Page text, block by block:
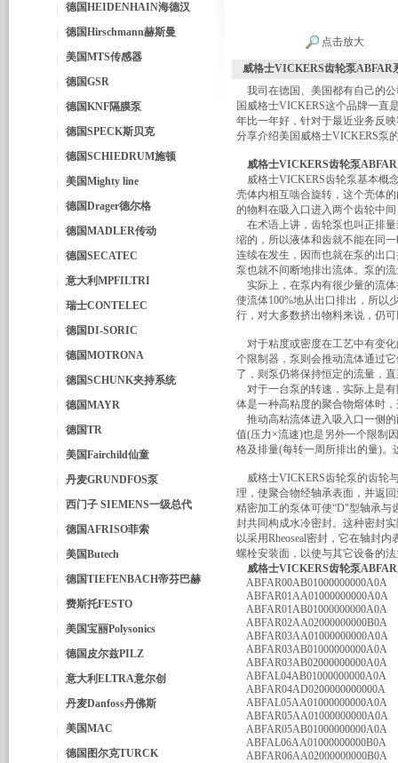
德国HEIDENHAIN海德汉
德国Hirschmann赫斯曼
美国MTS传感器
德国GSR
德国KNF隔膜泵
德国SPECK斯贝克
德国SCHIEDRUM施顿
美国Mighty line
德国Drager德尔格
德国MADLER传动
德国SECATEC
意大利MPFILTRI
瑞士CONTELEC
德国DI-SORIC
德国MOTRONA
德国SCHUNK夹持系统
德国MAYR
德国TR
美国Fairchild仙童
丹麦GRUNDFOS泵
西门子 SIEMENS一级总代
德国AFRISO菲索
美国Butech
德国TIEFENBACH帝芬巴赫
费斯托FESTO
美国宝丽Polysonics
德国皮尔兹PILZ
意大利ELTRA意尔创
丹麦Danfoss丹佛斯
美国MAC
德国图尔克TURCK
点击放大
威格士VICKERS齿轮泵ABFAR
我司在德国、美国都有自己的
国威格士VICKERS这个品牌一直
年比一年好，针对于最近业务反
分享介绍美国威格士VICKERS泵
威格士VICKERS齿轮泵
威格士VICKERS齿轮泵基本概
壳体内相互啮合旋转，这个壳体
的物料在吸入口进入两个齿轮中
在术语上讲，齿轮泵也叫正排
缩的，所以液体和齿就不能在同
连续在发生，因而也就在泵的出
泵也就不间断地排出流体。泵的
实际上，在泵内有很少量的流
使流体100%地从出口排出，所以
行，对大多数挤出物料来说，仍
对于粘度或密度在工艺中有变
个限制器，泵则会推动流体通过
了，则泵仍将保持恒定的流量，
对于一台泵的转速，实际上是
体是一种高粘度的聚合物熔体时
推动高粘流体进入吸入口一侧
值(压力×流速)也是另外一个限制
格及排量(每转一周所排出的量)
威格士VICKERS齿轮泵的齿轮
理，使聚合物经轴承表面，并返
精密加工的泵体可使“D"型轴承与
封共同构成水冷密封。这种密封
以采用Rheoseal密封，它在轴封
螺栓安装面，以使与其它设备的
威格士VICKERS齿轮泵
ABFAR00AB01000000000A0A
ABFAR01AA01000000000A0A
ABFAR01AB01000000000A0A
ABFAR02AA02000000000B0A
ABFAR03AA01000000000A0A
ABFAR03AB01000000000A0A
ABFAR03AB02000000000A0A
ABFAL04AB01000000000A0A
ABFAR04AD0200000000000A
ABFAL05AA01000000000A0A
ABFAR05AA01000000000A0A
ABFAR05AB01000000000A0A
ABFAL06AA01000000000B0A
ABFAR06AA02000000000B0A